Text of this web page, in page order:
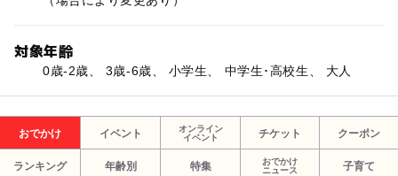
対象年齢
0歳-2歳、 3歳-6歳、 小学生、 中学生･高校生、 大人
おでかけ イベント
オンライン
イベント
チケット クーポン
ランキング 年齢別 特集
おでかけ
ニュース
子育て